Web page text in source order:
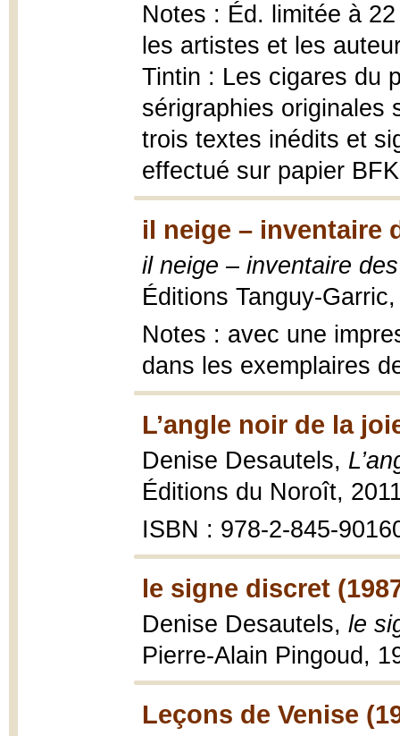
Notes : Éd. limitée à
les artistes et les
Tintin : Les cigares du
sérigraphies originales
trois textes inédits et
effectué sur papier
il neige – inventaire
il neige – inventaire
Éditions Tanguy-
Notes : avec une
dans les exemplaires
L’angle noir de la
Denise Desautels,
Éditions du Noroît,
ISBN : 978-2-845-
le signe discret
Denise Desautels, le
Pierre-Alain Pingoud,
Leçons de Venise